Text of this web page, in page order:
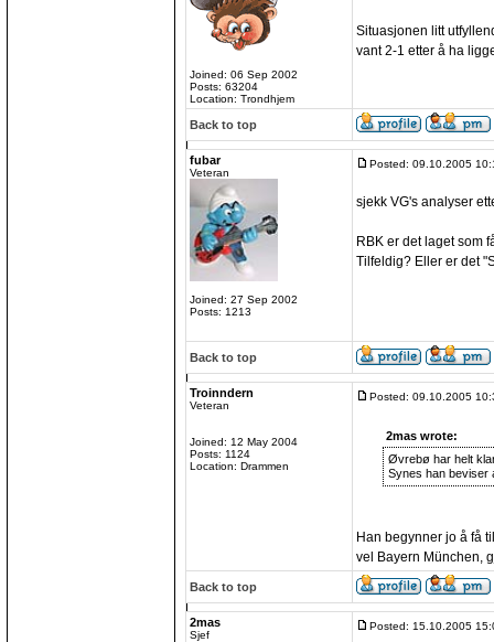
Joined: 06 Sep 2002
Posts: 63204
Location: Trondhjem
Situasjonen litt
vant 2-1 etter å ha
Back to top
fubar
Veteran
Joined: 27 Sep 2002
Posts: 1213
Posted: 09.10.2005
sjekk VG's analyser
RBK er det laget som
Tilfeldig? Eller er det
Back to top
Troinndern
Veteran
Joined: 12 May 2004
Posts: 1124
Location: Drammen
Posted: 09.10.2005
2mas wrote:
Øvrebø har helt
Synes han beviser
Han begynner jo å få
vel Bayern München,
Back to top
2mas
Sjef
Posted: 15.10.2005